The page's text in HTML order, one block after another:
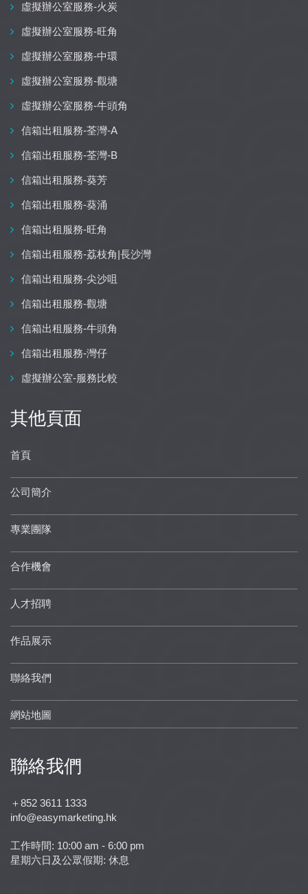
虛擬辦公室服務-火炭
虛擬辦公室服務-旺角
虛擬辦公室服務-中環
虛擬辦公室服務-觀塘
虛擬辦公室服務-牛頭角
信箱出租服務-荃灣-A
信箱出租服務-荃灣-B
信箱出租服務-葵芳
信箱出租服務-葵涌
信箱出租服務-旺角
信箱出租服務-荔枝角|長沙灣
信箱出租服務-尖沙咀
信箱出租服務-觀塘
信箱出租服務-牛頭角
信箱出租服務-灣仔
虛擬辦公室-服務比較
其他頁面
首頁
公司簡介
專業團隊
合作機會
人才招聘
作品展示
聯絡我們
網站地圖
聯絡我們
＋852 3611 1333
info@easymarketing.hk
工作時間: 10:00 am - 6:00 pm
星期六日及公眾假期: 休息